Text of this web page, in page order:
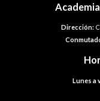
Dirección:
Lunes a